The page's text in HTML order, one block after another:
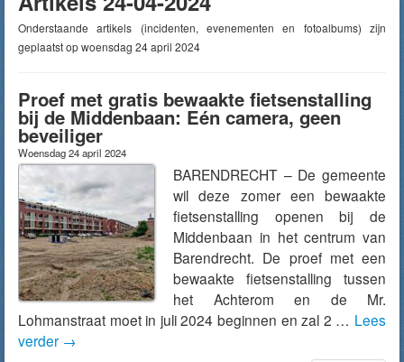
Onderstaande artikels (incidenten, evenementen en fotoalbums) zijn
geplaatst op woensdag 24 april 2024
Proef met gratis bewaakte fietsenstalling
bij de Middenbaan: Eén camera, geen
beveiliger
Woensdag 24 april 2024
BARENDRECHT – De gemeente
wil deze zomer een bewaakte
fietsenstalling openen bij de
Middenbaan in het centrum van
Barendrecht. De proef met een
bewaakte fietsenstalling tussen
het Achterom en de Mr.
Lohmanstraat moet in juli 2024 beginnen en zal 2 … Lees
verder →